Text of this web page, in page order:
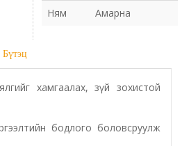
орчны газар
дотоод аудитын газар
хэлтэс
Ням
Амарна
Бүтэц
хамгаалах, зүй зохистой
бодлого боловсруулж